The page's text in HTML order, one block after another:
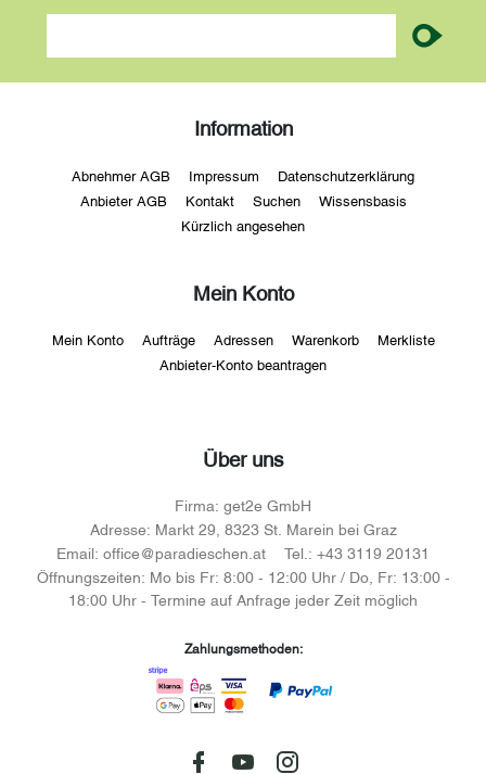
newsletter
Information
Abnehmer AGB Impressum Datenschutzerklärung
Anbieter AGB Kontakt Suchen Wissensbasis
Kürzlich angesehen
Mein Konto
Mein Konto Aufträge Adressen Warenkorb Merkliste
Anbieter-Konto beantragen
Über uns
Firma: get2e GmbH
Adresse: Markt 29, 8323 St. Marein bei Graz
Email: office@paradieschen.at Tel.: +43 3119 20131
Öffnungszeiten: Mo bis Fr: 8:00 - 12:00 Uhr / Do, Fr: 13:00 -
18:00 Uhr - Termine auf Anfrage jeder Zeit möglich
Zahlungsmethoden: